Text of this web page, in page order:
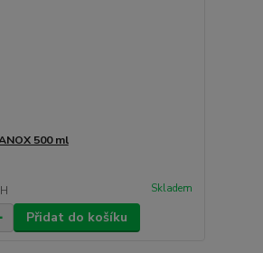
500 ml
Skladem
Přidat do košíku